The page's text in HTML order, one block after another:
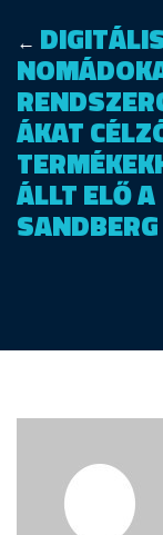
←
ÁKAT
ÁLLT ELŐ A
SANDBERG